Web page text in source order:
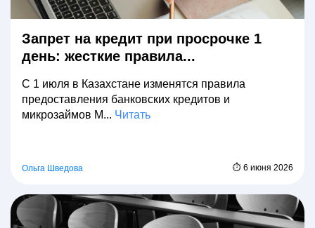
Запрет на кредит при просрочке 1
день: жесткие правила...
С 1 июля в Казахстане изменятся правила
предоставления банковских кредитов и
микрозаймов М... Читать
Ольга Шведова ⏱ 6 июня 2026